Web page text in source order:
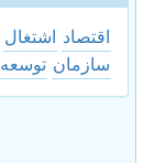
اقتصاد اشتغال
سازمان توسعه